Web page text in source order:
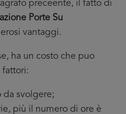
preceente, il fatto di
Porte Su
vantaggi.
ha un costo che puo
fattori:
da svolgere;
più il numero di ore è